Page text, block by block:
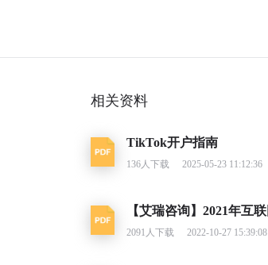
相关资料
TikTok开户指南
136人下载 2025-05-23 11:12:36
2091 人下载 2022-10-27 15:39:08